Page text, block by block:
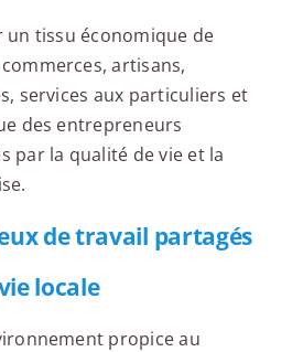
un tissu économique de
artisans,
services aux particuliers et
des entrepreneurs
par la qualité de vie et la
de travail partagés
locale
propice au